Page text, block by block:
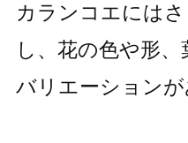
カランコエには
し、花の色や形
バリエーションが